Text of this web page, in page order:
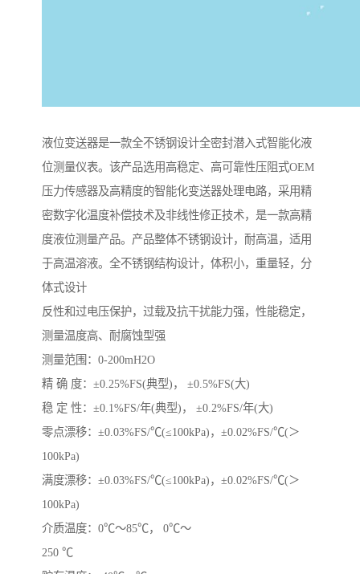
液位变送器是一款全不锈钢设计全密封潜入式智能化液
位测量仪表。该产品选用高稳定、高可靠性压阻式OEM
压力传感器及高精度的智能化变送器处理电路，采用精
密数字化温度补偿技术及非线性修正技术，是一款高精
度液位测量产品。产品整体不锈钢设计，耐高温，适用
于高温溶液。全不锈钢结构设计，体积小，重量轻，分
体式设计
反性和过电压保护，过载及抗干扰能力强，性能稳定，
测量温度高、耐腐蚀型强
测量范围：0-200mH2O
精 确 度：±0.25%FS(典型)， ±0.5%FS(大)
稳 定 性：±0.1%FS/年(典型)， ±0.2%FS/年(大)
零点漂移：±0.03%FS/℃(≤100kPa)，±0.02%FS/℃(＞
100kPa)
满度漂移：±0.03%FS/℃(≤100kPa)，±0.02%FS/℃(＞
100kPa)
介质温度：0℃～85℃， 0℃～
250 ℃